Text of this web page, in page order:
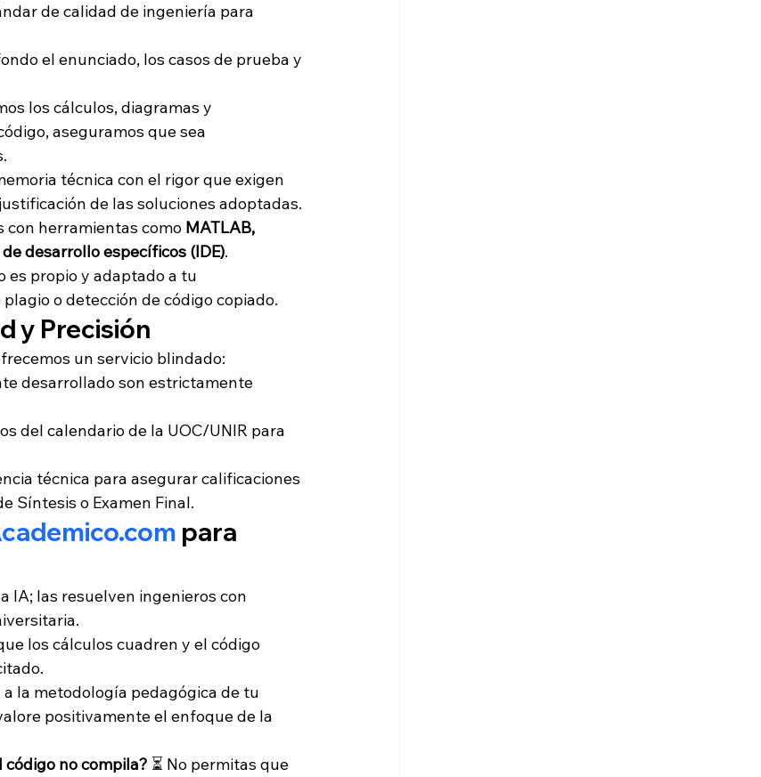
de calidad de ingeniería para
el enunciado, los casos de prueba y
los cálculos, diagramas y
aseguramos que sea
técnica con el rigor que exigen
de las soluciones adoptadas.
con herramientas como MATLAB,
desarrollo específicos (IDE).
es propio y adaptado a tu
o detección de código copiado.
y Precisión
un servicio blindado:
desarrollado son estrictamente
del calendario de la UOC/UNIR para
técnica para asegurar calificaciones
Síntesis o Examen Final.
para
IA; las resuelven ingenieros con
los cálculos cuadren y el código
la metodología pedagógica de tu
positivamente el enfoque de la
no compila? ⏳ No permitas que